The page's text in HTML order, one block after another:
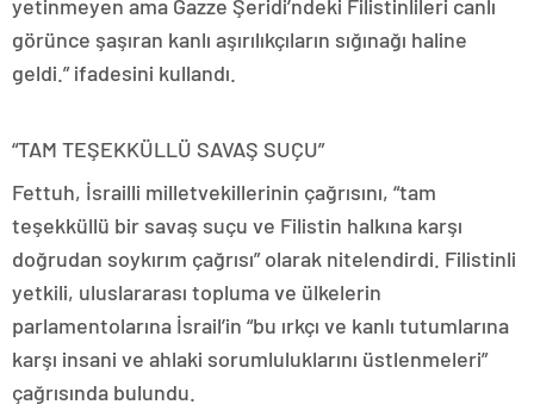
yetinmeyen ama Gazze Şeridi’ndeki Filistinlileri canlı
görünce şaşıran kanlı aşırılıkçıların sığınağı haline
geldi.” ifadesini kullandı.
“TAM TEŞEKKÜLLÜ SAVAŞ SUÇU”
Fettuh, İsrailli milletvekillerinin çağrısını, “tam
teşekküllü bir savaş suçu ve Filistin halkına karşı
doğrudan soykırım çağrısı” olarak nitelendirdi. Filistinli
yetkili, uluslararası topluma ve ülkelerin
parlamentolarına İsrail’in “bu ırkçı ve kanlı tutumlarına
karşı insani ve ahlaki sorumluluklarını üstlenmeleri”
çağrısında bulundu.